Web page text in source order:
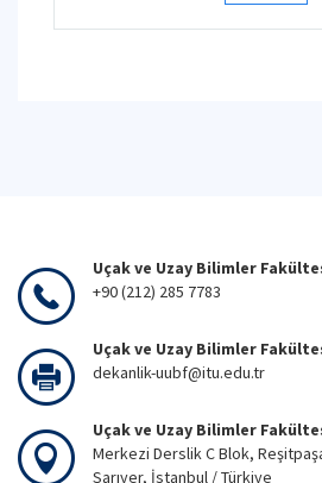
Uçak ve Uzay Bilimler
+90 (212) 285 7783
Uçak ve Uzay Bilimler
dekanlik-uubf@itu.edu.tr
Uçak ve Uzay Bilimler
Merkezi Derslik C Blok,
Sarıyer, İstanbul / Türkiye